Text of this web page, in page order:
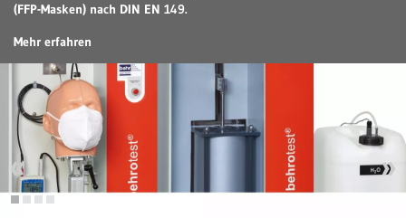
(FFP-Masken) nach DIN EN 149.
Mehr erfahren
« »
1 2 3 4